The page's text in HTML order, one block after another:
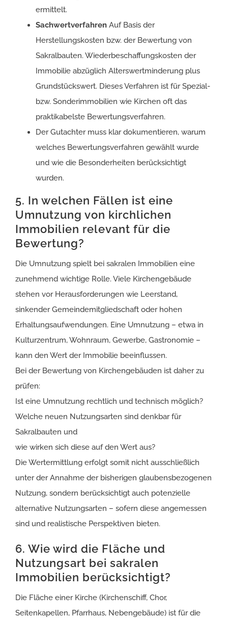
ermittelt.
Sachwertverfahren Auf Basis der
Herstellungskosten bzw. der Bewertung von
Sakralbauten. Wiederbeschaffungskosten der
Immobilie abzüglich Alterswertminderung plus
Grundstückswert. Dieses Verfahren ist für Spezial-
bzw. Sonderimmobilien wie Kirchen oft das
praktikabelste Bewertungsverfahren.
Der Gutachter muss klar dokumentieren, warum
welches Bewertungsverfahren gewählt wurde
und wie die Besonderheiten berücksichtigt
wurden.
5. In welchen Fällen ist eine
Umnutzung von kirchlichen
Immobilien relevant für die
Bewertung?
Die Umnutzung spielt bei sakralen Immobilien eine
zunehmend wichtige Rolle. Viele Kirchengebäude
stehen vor Herausforderungen wie Leerstand,
sinkender Gemeindemitgliedschaft oder hohen
Erhaltungsaufwendungen. Eine Umnutzung – etwa in
Kulturzentrum, Wohnraum, Gewerbe, Gastronomie –
kann den Wert der Immobilie beeinflussen.
Bei der Bewertung von Kirchengebäuden ist daher zu
prüfen:
Ist eine Umnutzung rechtlich und technisch möglich?
Welche neuen Nutzungsarten sind denkbar für
Sakralbauten und
wie wirken sich diese auf den Wert aus?
Die Wertermittlung erfolgt somit nicht ausschließlich
unter der Annahme der bisherigen glaubensbezogenen
Nutzung, sondern berücksichtigt auch potenzielle
alternative Nutzungsarten – sofern diese angemessen
sind und realistische Perspektiven bieten.
6. Wie wird die Fläche und
Nutzungsart bei sakralen
Immobilien berücksichtigt?
Die Fläche einer Kirche (Kirchenschiff, Chor,
Seitenkapellen, Pfarrhaus, Nebengebäude) ist für die